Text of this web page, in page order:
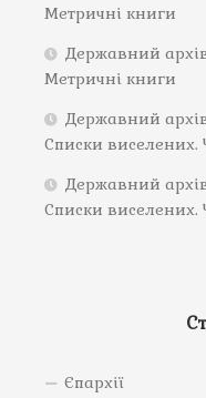
Метричні книги
Державний архів
Метричні книги
Державний
Списки виселених.
Державний
Списки виселених.
Єпархії